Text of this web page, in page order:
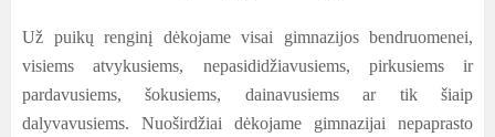
Už puikų renginį dėkojame visai gimnazijos bendruomenei,
visiems atvykusiems, nepasididžiavusiems, pirkusiems ir
pardavusiems, šokusiems, dainavusiems ar tik šiaip
dalyvavusiems. Nuoširdžiai dėkojame gimnazijai nepaprasto